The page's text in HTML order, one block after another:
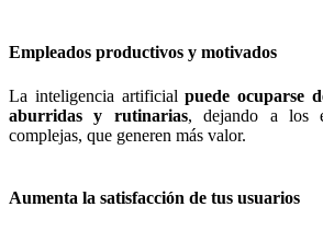
Empleados productivos y motivados
La inteligencia artificialpuede ocuparse
aburridas y rutinarias, dejando a los
complejas, que generen más valor.
Aumenta la satisfacción de tus usuarios